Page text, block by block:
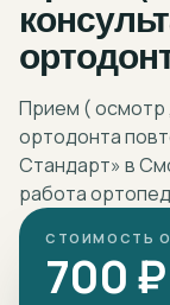
Прием ( осмотр
ортодонта
Стандарт» в
работа
СТОИМОСТЬ
700 ₽